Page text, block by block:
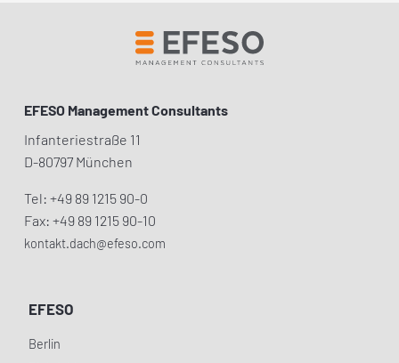
EFESO Management Consultants
Infanteriestraße 11
D-80797 München
Tel: +49 89 1215 90-0
Fax: +49 89 1215 90-10
kontakt.dach@efeso.com
EFESO
Berlin